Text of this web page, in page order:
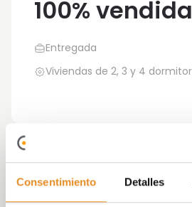
Consentimiento Detalles
100% vendida
Entregada
Viviendas de 2, 3 y 4
Célere Artses una
en Barcelona, situada en